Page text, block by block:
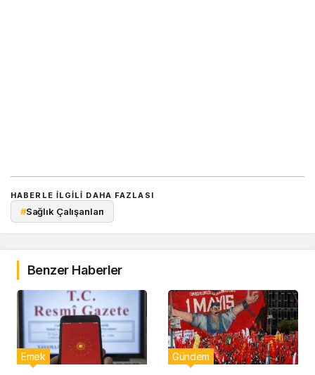
HABERLE ILGILI DAHA FAZLASI
#Sağlık Çalışanları
Benzer Haberler
Emek Gündem